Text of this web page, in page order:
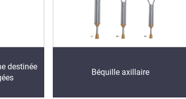
destinée
Béquille axillaire